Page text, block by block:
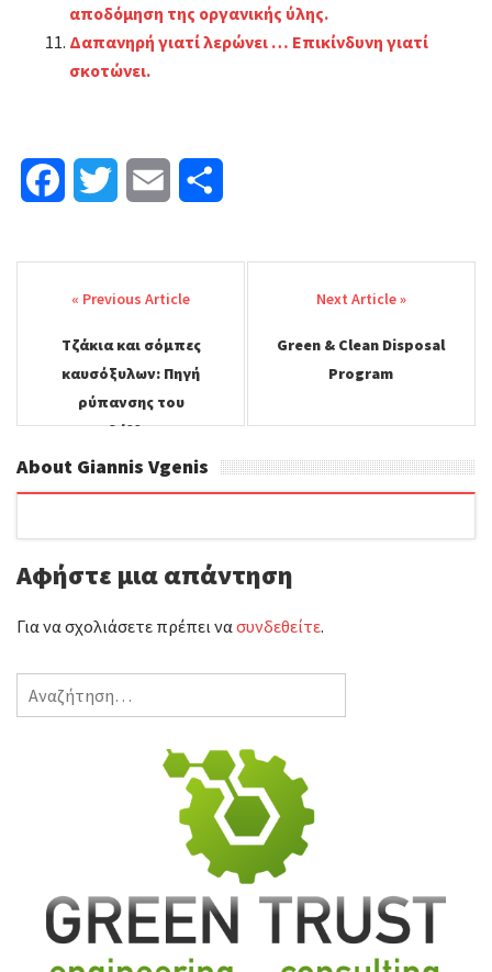
αποδόμηση της οργανικής ύλης.
Δαπανηρή γιατί λερώνει … Επικίνδυνη γιατί
σκοτώνει.
c
b
k
i
t
t
e
a
i
l
ι
ε
τ
ε
navigation
Τζάκια και σόμπες
καυσόξυλων: Πηγή
ρύπανσης του
περιβάλλοντος
Green & Clean Disposal
Program
About Giannis Vgenis
Αφήστε μια απάντηση
Για να σχολιάσετε πρέπει να συνδεθείτε.
Αναζήτηση
για: